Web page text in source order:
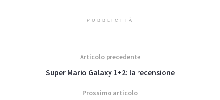
PUBBLICITÀ
Articolo precedente
Super Mario Galaxy 1+2: la recensione
Prossimo articolo